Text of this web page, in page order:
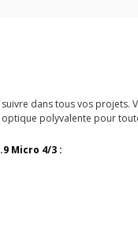
dans tous vos
polyvalente pour
Micro 4/3 :